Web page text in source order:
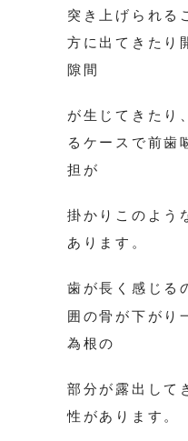
突き上げられる
方に出てきたり
隙間
が生じてきたり
るケースで前歯
担が
掛かりこのよう
あります。
歯が長く感じる
囲の骨が下がり
為根の
部分が露出して
性があります。